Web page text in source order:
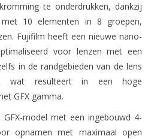
te onderdrukken, dankzij
10 elementen in 8 groepen,
Fujifilm heeft een nieuwe nano-
voor lenzen met een
in de randgebieden van de lens
wat resulteert in een hoge
GFX gamma.
GFX-model met een ingebouwd 4-
opnamen met maximaal open